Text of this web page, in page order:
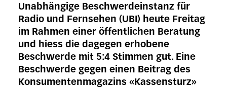
Unabhängige Beschwerdeinstanz für
Radio und Fernsehen (UBI) heute Freitag
im Rahmen einer öffentlichen Beratung
und hiess die dagegen erhobene
Beschwerde mit 5:4 Stimmen gut. Eine
Beschwerde gegen einen Beitrag des
Konsumentenmagazins «Kassensturz»